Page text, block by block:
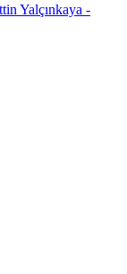
Yalçınkaya -